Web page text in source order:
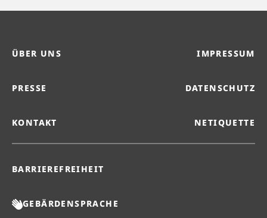
ÜBER UNS IMPRESSUM
PRESSE DATENSCHUTZ
KONTAKT NETIQUETTE
BARRIEREFREIHEIT
GEBÄRDENSPRACHE